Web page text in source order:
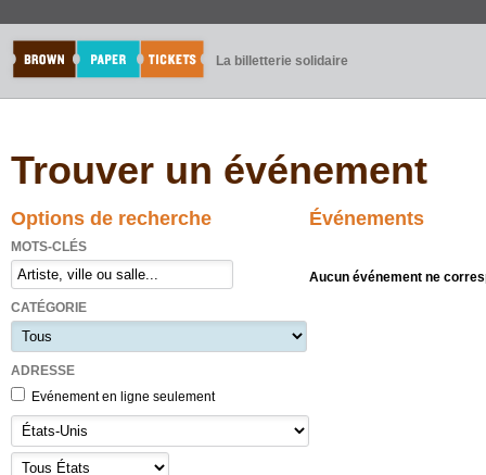
La billetterie solidaire
Trouver un événement
Options de recherche
MOTS-CLÉS
CATÉGORIE
ADRESSE
Evénement en ligne seulement
Événements
Aucun événement ne